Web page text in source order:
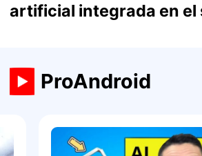
artificial integrada en el
ProAndroid